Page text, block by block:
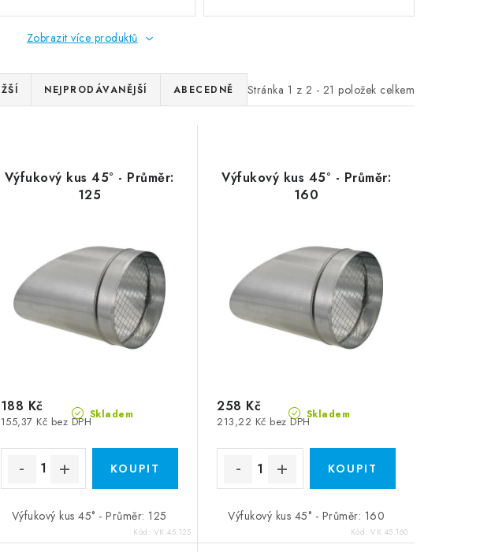
Zobrazit více produktů
Stránka 1 z 2 - 21 položek celkem
NEJPRODÁVANĚJŠÍ ABECEDNĚ
Výfukový kus 45° - Průměr:
125
Skladem
155,37 Kč bez DPH
188 Kč
Výfukový kus 45° - Průměr: 125
Kód: VK.45.125
Výfukový kus 45° - Průměr:
160
Skladem
213,22 Kč bez DPH
258 Kč
Výfukový kus 45° - Průměr: 160
Kód:VK.45.160